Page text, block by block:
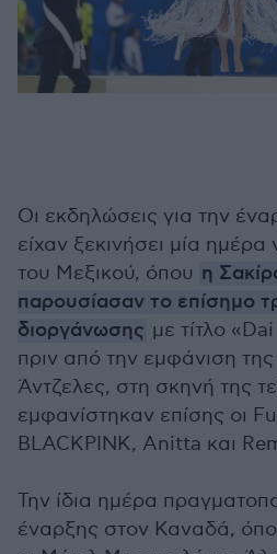
Οι εκδηλώσεις για την
είχαν ξεκινήσει μία
του Μεξικού, όπου η
παρουσίασαν το επίσημο
διοργάνωσης με τίτλο
πριν από την εμφάνιση
Άντζελες, στη σκηνή της
εμφανίστηκαν επίσης οι
BLACKPINK, Anitta και
Την ίδια ημέρα
έναρξης στον Καναδά,